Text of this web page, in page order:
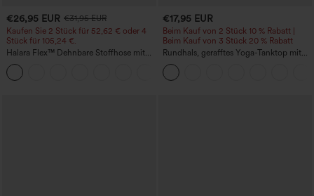
€26,95 EUR €31,95 EUR
Kaufen Sie 2 Stück für 52,62 € oder 4
Stück für 105,24 €.
Halara Flex™ Dehnbare Stoffhose mit
hohem Bund, Waffelmuster,
Seitentaschen und weitem Bein
€17,95 EUR
Beim Kauf von 2 Stück 10 % Rabatt |
Beim Kauf von 3 Stück 20 % Rabatt
Rundhals, gerafftes Yoga-Tanktop mit
Cool-Touch-Effekt – UPF50+